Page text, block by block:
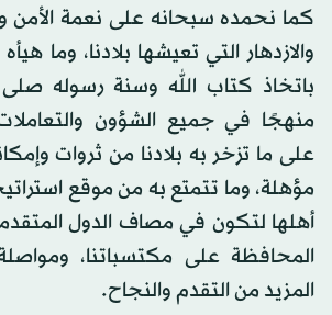
كما نحمده سبحانه على نعمة الأمن
والازدهار التي تعيشها بلادنا، وما
باتخاذ كتاب الله وسنة رسوله
منهجًا في جميع الشؤون
على ما تزخر به بلادنا من ثروات
مؤهلة، وما تتمتع به من موقع
أهلها لتكون في مصاف الدول
المحافظة على مكتسباتنا،
المزيد من التقدم والنجاح.